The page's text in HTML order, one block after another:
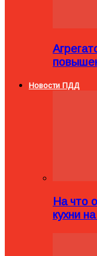
Новости ПДД
На что
кухни